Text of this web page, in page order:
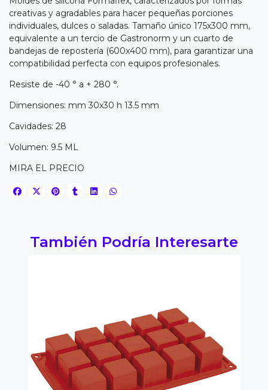
creativas y agradables para hacer pequeñas porciones
individuales, dulces o saladas. Tamaño único 175x300 mm,
equivalente a un tercio de Gastronorm y un cuarto de
bandejas de repostería (600x400 mm), para garantizar una
compatibilidad perfecta con equipos profesionales.
Resiste de -40 ° a + 280 °.
Dimensiones: mm 30x30 h 13.5 mm
Cavidades: 28
Volumen: 9.5 ML
MIRA EL PRECIO
También Podría Interesarte